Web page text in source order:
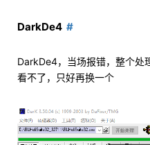
DarkDe4
DarkDe4，当场报错，整个
看不了，只好再换一个